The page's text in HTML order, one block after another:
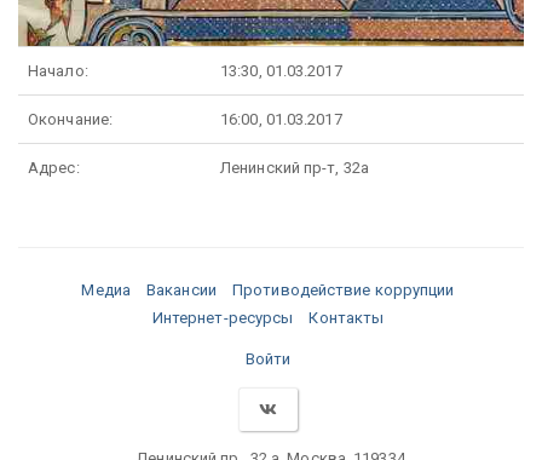
Начало: 13:30, 01.03.2017
Окончание: 16:00, 01.03.2017
Адрес: Ленинский пр-т, 32а
Медиа Вакансии
Противодействие коррупции
Интернет-ресурсы
Контакты
Войти